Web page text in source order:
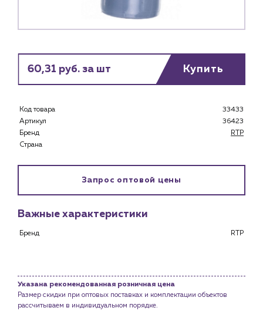
Клиентам
Снабженцам и подрядным организациям
Услуги
60,31 руб. за шт Купить
Код товара
33433
Артикул
36423
Бренд
RTP
Страна
Запрос оптовой цены
Важные характеристики
Бренд RTP
Указана рекомендованная розничная цена
Размер скидки при оптовых поставках и комплектации объектов
рассчитываем в индивидуальном порядке.